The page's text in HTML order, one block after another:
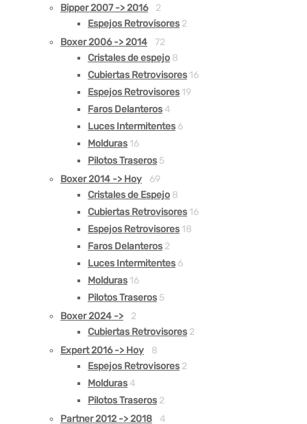
Bipper 2007 -> 2016
2
Espejos Retrovisores 2
Boxer 2006 -> 2014
72
Cristales de espejo 8
Cubiertas Retrovisores 16
Espejos Retrovisores 19
Faros Delanteros 4
Luces Intermitentes 6
Molduras 16
Pilotos Traseros 5
Boxer 2014 -> Hoy
69
Cristales de Espejo 8
Cubiertas Retrovisores 16
Espejos Retrovisores 18
Faros Delanteros 2
Luces Intermitentes 6
Molduras 16
Pilotos Traseros 5
Boxer 2024 ->
2
Cubiertas Retrovisores 2
Expert 2016 -> Hoy
8
Espejos Retrovisores 2
Molduras 4
Pilotos Traseros 2
Partner 2012 -> 2018
4